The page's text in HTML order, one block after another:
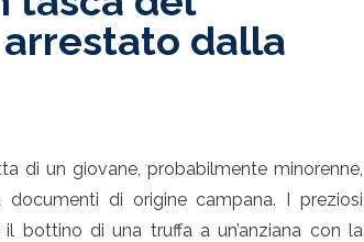
dalla
di un giovane, probabilmente minorenne,
documenti di origine campana. I preziosi
il bottino di una truffa a un’anziana con la